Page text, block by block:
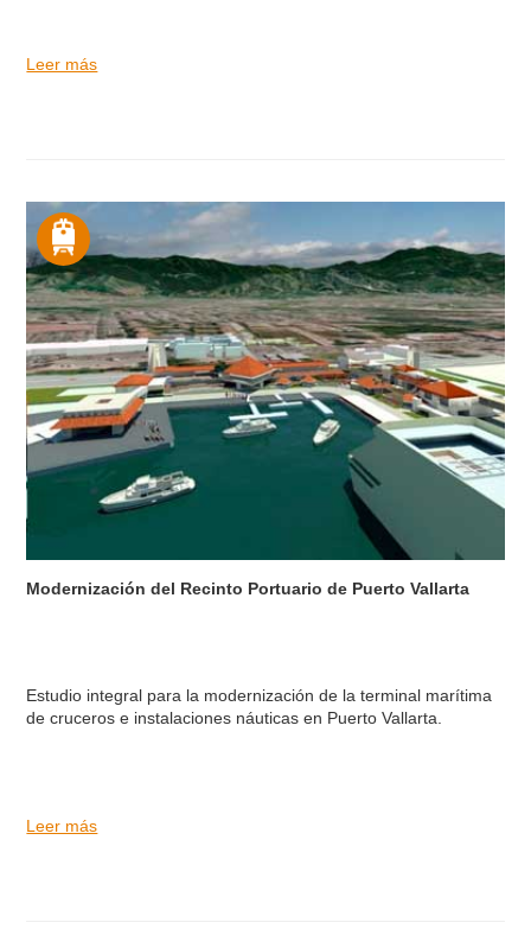
Leer más
Modernización del Recinto Portuario de Puerto Vallarta
Estudio integral para la modernización de la terminal marítima
de cruceros e instalaciones náuticas en Puerto Vallarta.
Leer más